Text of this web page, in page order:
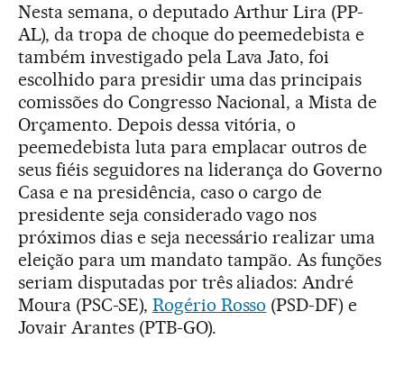
Nesta semana, o deputado Arthur Lira (PP-
AL), da tropa de choque do peemedebista e
também investigado pela Lava Jato, foi
escolhido para presidir uma das principais
comissões do Congresso Nacional, a Mista de
Orçamento. Depois dessa vitória, o
peemedebista luta para emplacar outros de
seus fiéis seguidores na liderança do Governo
Casa e na presidência, caso o cargo de
presidente seja considerado vago nos
próximos dias e seja necessário realizar uma
eleição para um mandato tampão. As funções
seriam disputadas por três aliados: André
Moura (PSC-SE), Rogério Rosso (PSD-DF) e
Jovair Arantes (PTB-GO).